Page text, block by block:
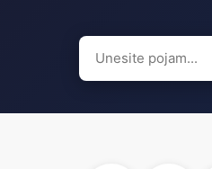
Search
for: